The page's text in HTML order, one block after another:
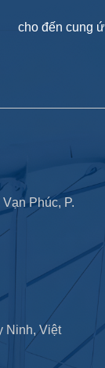
cho đến cung
Phúc, P.
Ninh, Việt